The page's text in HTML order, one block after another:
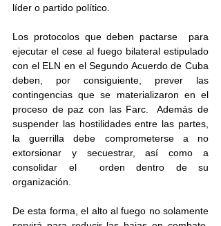
líder o partido político.
Los protocolos que deben pactarse  para
ejecutar el cese al fuego bilateral estipulado
con el ELN en el Segundo Acuerdo de Cuba
deben, por consiguiente, prever las
contingencias que se materializaron en el
proceso de paz con las Farc.  Además de
suspender las hostilidades entre las partes,
la guerrilla debe comprometerse a no
extorsionar y secuestrar, así como a
consolidar el  orden dentro de su
organización.
De esta forma, el alto al fuego no solamente